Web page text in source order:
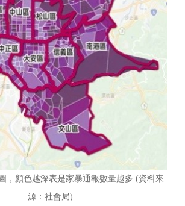
，顏色越深表是家暴通報數量越多 (資料來
源：社會局)